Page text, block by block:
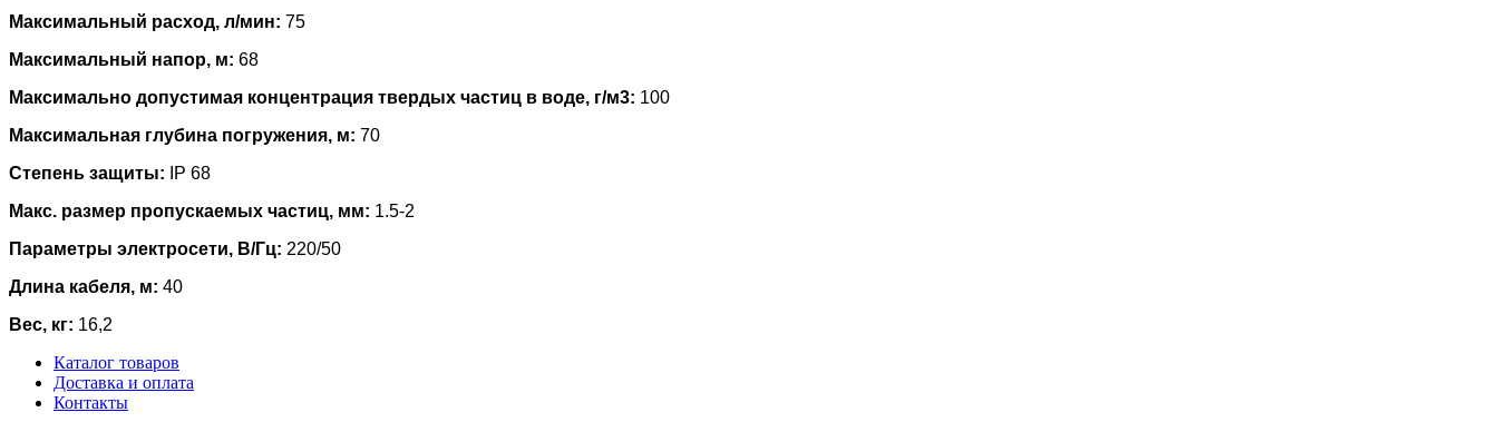
Максимальный расход, л/мин: 75
Максимальный напор, м: 68
Максимально допустимая концентрация твердых частиц в воде, г/м3: 100
Максимальная глубина погружения, м: 70
Степень защиты:
IP 68
Макс. размер пропускаемых частиц, мм: 1.5-2
Параметры электросети, В/Гц: 220/50
Длина кабеля, м: 40
Вес, кг: 16,2
Каталог товаров
Доставка и оплата
Контакты